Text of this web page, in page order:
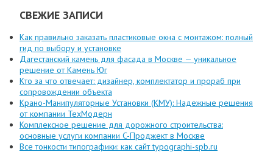
СВЕЖИЕ ЗАПИСИ
Как правильно заказать пластиковые окна с монтажом: полный
гид по выбору и установке
Дагестанский камень для фасада в Москве — уникальное
решение от Камень Юг
Кто за что отвечает: дизайнер, комплектатор и прораб при
сопровождении объекта
Крано-Манипуляторные Установки (КМУ): Надежные решения
от компании ТехМодерн
Комплексное решение для дорожного строительства:
основные услуги компании C-Проджект в Москве
Все тонкости типографики: как сайт typographi-spb.ru